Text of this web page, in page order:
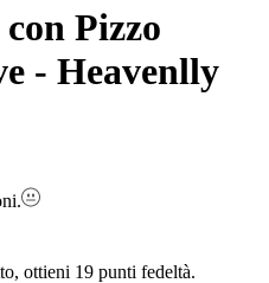
Pizzo
- Heavenlly
ottieni 19 punti fedeltà.